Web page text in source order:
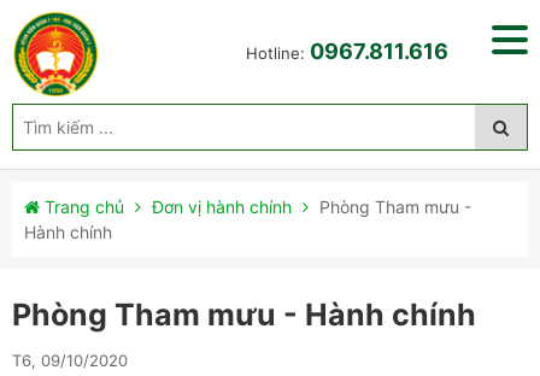
Hotline: 0967.811.616
Trang chủ Đơn vị hành chính
Phòng Tham mưu -
Hành chính
Phòng Tham mưu - Hành chính
T6, 09/10/2020